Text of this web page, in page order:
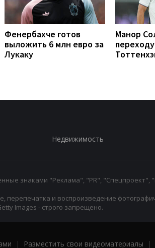
Фенербахче готов
выложить 6 млн евро за
Лукаку
Манор
Недвижимость
знаками "Реклама", "PR", "Спецпроект",
перепечатка и воспроизведение
Images - строго запрещено.
| Разместить свои видеоматериалы |